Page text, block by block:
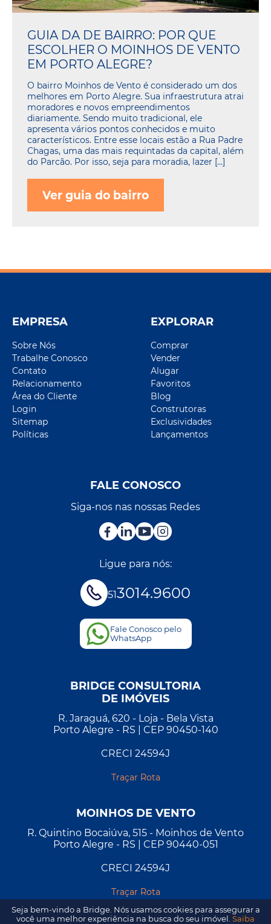
GUIA DA DE BAIRRO: POR QUE
ESCOLHER O MOINHOS DE VENTO
EM PORTO ALEGRE?
O bairro Moinhos de Vento é considerado um dos
melhores em Porto Alegre. Sua infraestrutura atrai
moradores e novos empreendimentos
diariamente. Sendo muito tradicional, ele
apresenta vários pontos conhecidos e muito
característicos. Entre esse locais estão a Rua Padre
Chagas, uma das mais requintadas da capital, além
do Parcão. Por isso, seja para moradia, lazer […]
Ver guia do bairro
EMPRESA
Sobre Nós
Trabalhe Conosco
Contato
Relacionamento
Área do Cliente
Login
Sitemap
Políticas
EXPLORAR
Comprar
Vender
Alugar
Favoritos
Blog
Construtoras
Exclusividades
Lançamentos
FALE CONOSCO
Siga-nos nas nossas Redes
Ligue para nós:
513014.9600
Fale Conosco pelo
WhatsApp
BRIDGE CONSULTORIA
DE IMÓVEIS
R. Jaraguá, 620 - Loja - Bela Vista
Porto Alegre - RS | CEP 90450-140
CRECI 24594J
Traçar Rota
MOINHOS DE VENTO
R. Quintino Bocaiúva, 515 - Moinhos de Vento
Porto Alegre - RS | CEP 90440-051
CRECI 24594J
Traçar Rota
Seja bem-vindo a Bridge. Nós usamos cookies para assegurar a
você uma melhor experiência na busca do seu imóvel. Saiba